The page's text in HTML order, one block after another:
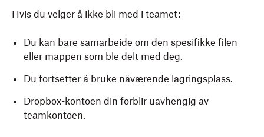
Hvis du velger å ikke bli med i teamet:
Du kan bare samarbeide om den spesifikke filen
eller mappen som ble delt med deg.
Du fortsetter å bruke nåværende lagringsplass.
Dropbox-kontoen din forblir uavhengig av
teamkontoen.